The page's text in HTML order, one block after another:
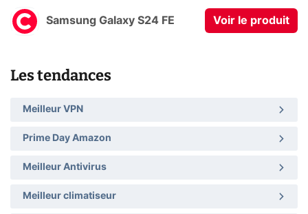
Samsung Galaxy S24 FE Voir le produit
Les tendances
Meilleur VPN
Prime Day Amazon
Meilleur Antivirus
Meilleur climatiseur